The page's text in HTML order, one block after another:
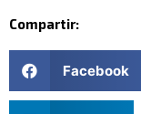
Compartir:
Facebook